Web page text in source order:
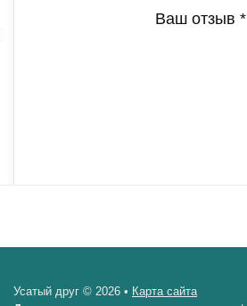
Ваш отзыв *
Усатый друг © 2026 • Карта сайта